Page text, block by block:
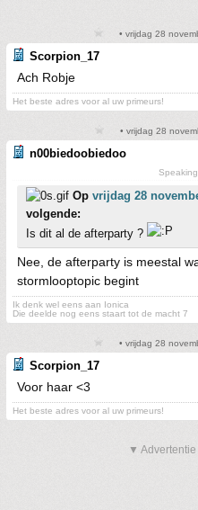
• vrijdag 28
Scorpion_17
Ach Robje
Het beste adres voor al uw primeurs!
• vrijdag 28
n00biedoobiedoo
Op vrijdag 28
volgende:
Is dit al de afterparty ?
Nee, de afterparty is meestal
stormlooptopic begint
Ik denk wel eens aan Ionica
Die deelde nog eens staart tot de macht 7
• vrijdag 28
Scorpion_17
Voor haar <3
Het beste adres voor al uw primeurs!
▼